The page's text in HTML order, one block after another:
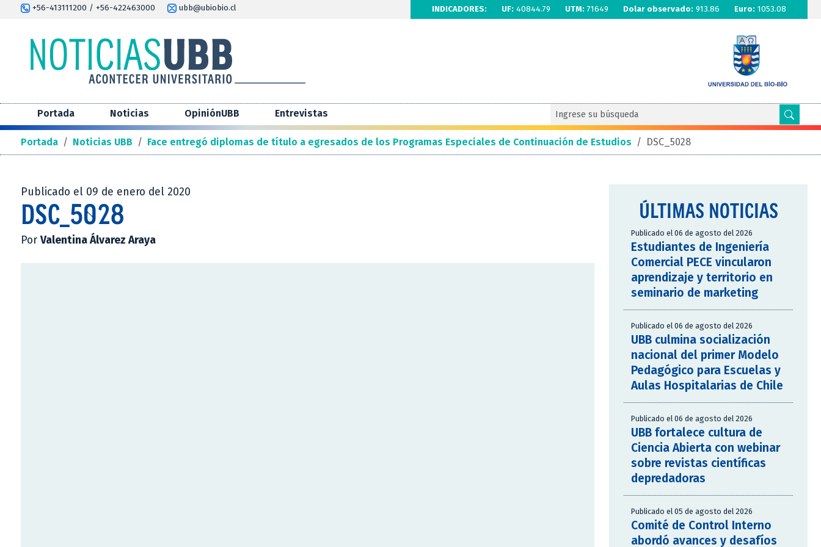
+56-413111200 / +56-422463000 ubb@ubiobio.cl INDICADORES: UF: 40844.79 UTM: 71649 Dolar observado: 913.86 Euro: 1053.08
Portada Noticias OpiniónUBB Entrevistas
Portada / Noticias UBB / Face entregó diplomas de título a egresados de los Programas Especiales de Continuación de Estudios / DSC_5028
Publicado el 09 de enero del 2020
DSC_5028
PorValentina Álvarez Araya
ÚLTIMAS NOTICIAS
Publicado el 06 de agosto del 2026
Estudiantes de Ingeniería
Comercial PECE vincularon
aprendizaje y territorio en
seminario de marketing
Publicado el 06 de agosto del 2026
UBB culmina socialización
nacional del primer Modelo
Pedagógico para Escuelas y
Aulas Hospitalarias de Chile
Publicado el 06 de agosto del 2026
UBB fortalece cultura de
Ciencia Abierta con webinar
sobre revistas científicas
depredadoras
Publicado el 05 de agosto del 2026
Comité de Control Interno
abordó avances y desafíos